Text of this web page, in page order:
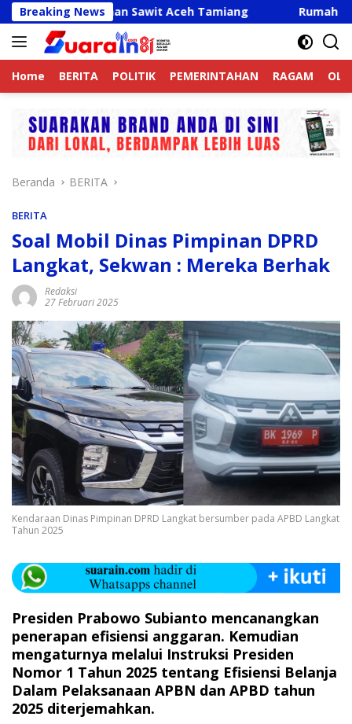
Langsung
ke
konten
Breaking NewsSawit Aceh Tamiang Rumah Sunardi
Home BERITA POLITIK PEMERINTAHAN RAGAM
Beranda BERITA
BERITA
Soal Mobil Dinas Pimpinan DPRD
Langkat, Sekwan : Mereka Berhak
Redaksi
27 Februari 2025
Kendaraan Dinas Pimpinan DPRD Langkat bersumber pada APBD Langkat
Tahun 2025
Presiden Prabowo Subianto mencanangkan
penerapan efisiensi anggaran. Kemudian
mengaturnya melalui Instruksi Presiden
Nomor 1 Tahun 2025 tentang Efisiensi Belanja
Dalam Pelaksanaan APBN dan APBD tahun
2025 diterjemahkan.